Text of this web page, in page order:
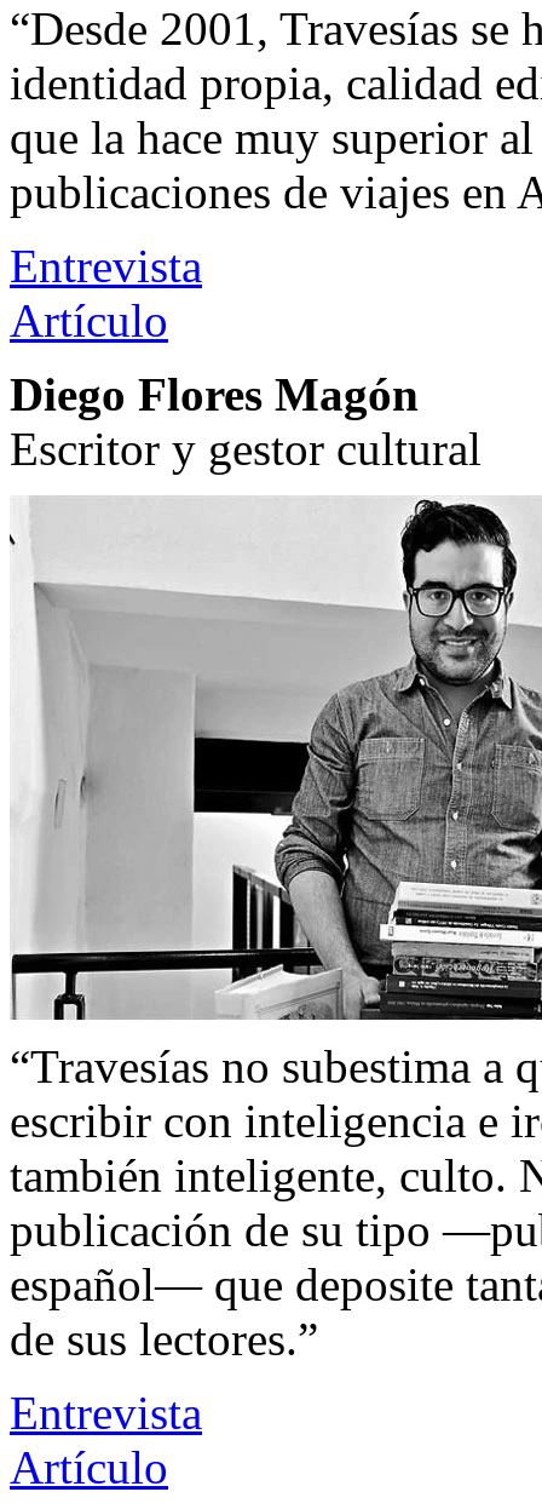
“Desde 2001, Travesías se
identidad propia, calidad
que la hace muy superior
publicaciones de viajes en
Entrevista
Artículo
Diego Flores Magón
Escritor y gestor cultural
“Travesías no subestima a
escribir con inteligencia e
también inteligente, culto.
publicación de su tipo
español— que deposite
de sus lectores.”
Entrevista
Artículo